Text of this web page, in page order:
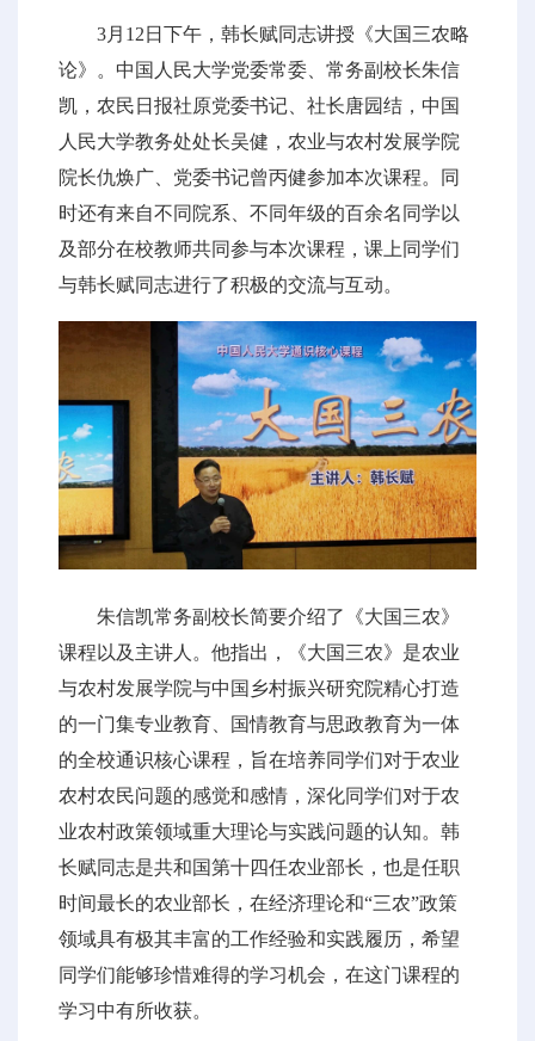
3月12日下午，韩长赋同志讲授《大国三农略
论》。中国人民大学党委常委、常务副校长朱信
凯，农民日报社原党委书记、社长唐园结，中国
人民大学教务处处长吴健，农业与农村发展学院
院长仇焕广、党委书记曾丙健参加本次课程。同
时还有来自不同院系、不同年级的百余名同学以
及部分在校教师共同参与本次课程，课上同学们
与韩长赋同志进行了积极的交流与互动。
朱信凯常务副校长简要介绍了《大国三农》
课程以及主讲人。他指出，《大国三农》是农业
与农村发展学院与中国乡村振兴研究院精心打造
的一门集专业教育、国情教育与思政教育为一体
的全校通识核心课程，旨在培养同学们对于农业
农村农民问题的感觉和感情，深化同学们对于农
业农村政策领域重大理论与实践问题的认知。韩
长赋同志是共和国第十四任农业部长，也是任职
时间最长的农业部长，在经济理论和“三农”政策
领域具有极其丰富的工作经验和实践履历，希望
同学们能够珍惜难得的学习机会，在这门课程的
学习中有所收获。